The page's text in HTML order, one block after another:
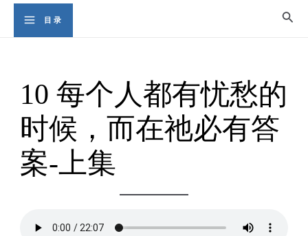
Main
目录
10 每个人都有忧愁的
时候，而在祂必有答
案-上集